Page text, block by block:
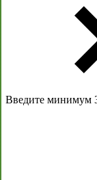
Введите минимум